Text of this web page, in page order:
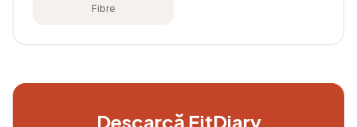
Fibre
Descarcă FitDiary